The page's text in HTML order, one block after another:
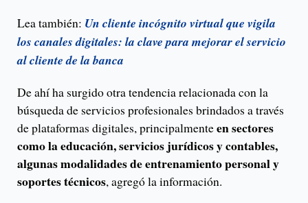
Lea también: Un cliente incógnito virtual que vigila
los canales digitales: la clave para mejorar el servicio
al cliente de la banca
De ahí ha surgido otra tendencia relacionada con la
búsqueda de servicios profesionales brindados a través
de plataformas digitales, principalmenteen sectores
como la educación, servicios jurídicos y contables,
algunas modalidades de entrenamiento personal y
soportes técnicos, agregó la información.